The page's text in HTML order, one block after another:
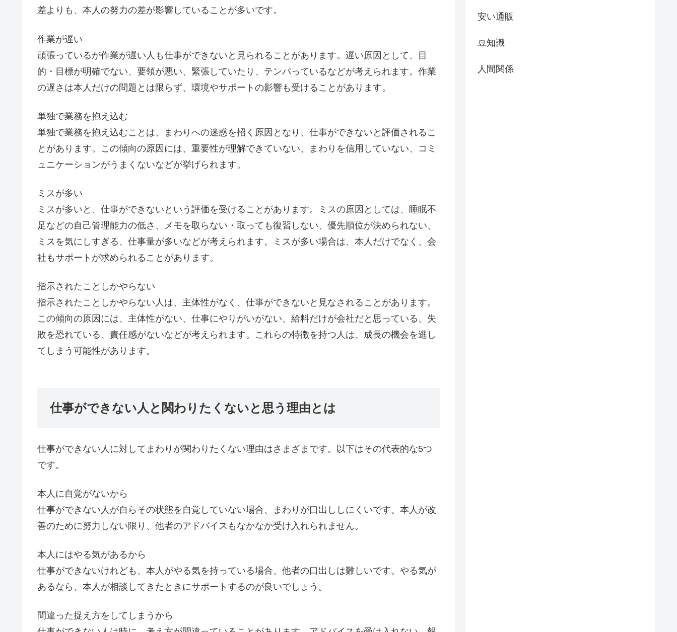
差よりも、本人の努力の差が影響していることが多いです。
作業が遅い
頑張っているが作業が遅い人も仕事ができないと見られることがあります。遅い原因として、目
的・目標が明確でない、要領が悪い、緊張していたり、テンパっているなどが考えられます。作業
の遅さは本人だけの問題とは限らず、環境やサポートの影響も受けることがあります。
単独で業務を抱え込む
単独で業務を抱え込むことは、まわりへの迷惑を招く原因となり、仕事ができないと評価されるこ
とがあります。この傾向の原因には、重要性が理解できていない、まわりを信用していない、コミ
ュニケーションがうまくないなどが挙げられます。
ミスが多い
ミスが多いと、仕事ができないという評価を受けることがあります。ミスの原因としては、睡眠不
足などの自己管理能力の低さ、メモを取らない・取っても復習しない、優先順位が決められない、
ミスを気にしすぎる、仕事量が多いなどが考えられます。ミスが多い場合は、本人だけでなく、会
社もサポートが求められることがあります。
指示されたことしかやらない
指示されたことしかやらない人は、主体性がなく、仕事ができないと見なされることがあります。
この傾向の原因には、主体性がない、仕事にやりがいがない、給料だけが会社だと思っている、失
敗を恐れている、責任感がないなどが考えられます。これらの特徴を持つ人は、成長の機会を逃し
てしまう可能性があります。
仕事ができない人と関わりたくないと思う理由とは
仕事ができない人に対してまわりが関わりたくない理由はさまざまです。以下はその代表的な5つ
です。
本人に自覚がないから
仕事ができない人が自らその状態を自覚していない場合、まわりが口出ししにくいです。本人が改
善のために努力しない限り、他者のアドバイスもなかなか受け入れられません。
本人にはやる気があるから
仕事ができないけれども、本人がやる気を持っている場合、他者の口出しは難しいです。やる気が
あるなら、本人が相談してきたときにサポートするのが良いでしょう。
間違った捉え方をしてしまうから
安い通販
豆知識
人間関係